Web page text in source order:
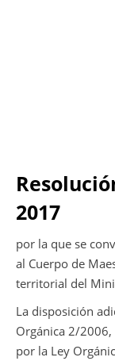
2017
por la que se
al Cuerpo de
territorial del
La disposición
Orgánica 2/
por la Ley